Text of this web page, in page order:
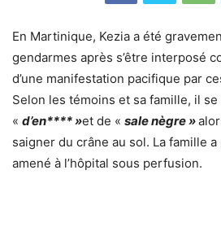
En Martinique, Kezia a été
gendarmes après s’être interposé
d’une manifestation pacifique par
Selon les témoins et sa famille, il
« d’en**** »et de « sale nègre »
saigner du crâne au sol. La famille
amené à l’hôpital sous perfusion.